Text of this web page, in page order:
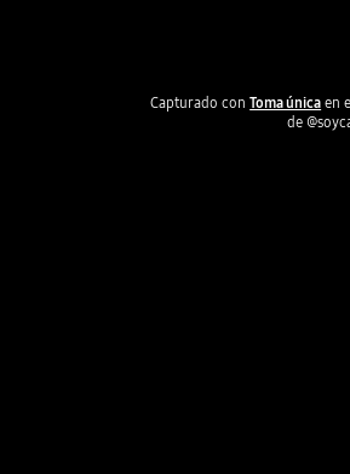
Capturado conToma única en
de